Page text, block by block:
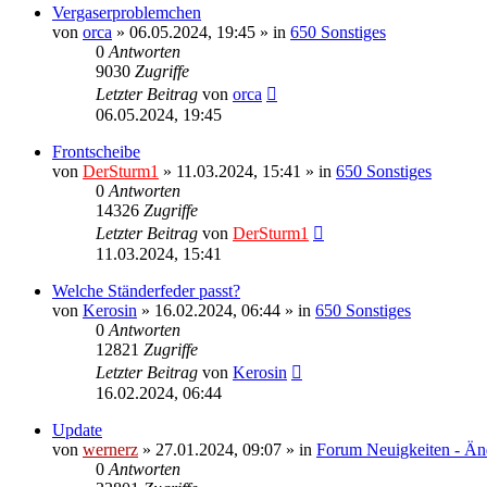
Vergaserproblemchen
von orca » 06.05.2024, 19:45 » in 650 Sonstiges
0 Antworten
9030 Zugriffe
Letzter Beitrag von orca
06.05.2024, 19:45
Frontscheibe
von DerSturm1 » 11.03.2024, 15:41 » in 650 Sonstiges
0 Antworten
14326 Zugriffe
Letzter Beitrag von DerSturm1
11.03.2024, 15:41
Welche Ständerfeder passt?
von Kerosin » 16.02.2024, 06:44 » in 650 Sonstiges
0 Antworten
12821 Zugriffe
Letzter Beitrag von Kerosin
16.02.2024, 06:44
Update
von wernerz » 27.01.2024, 09:07 » in Forum Neuigkeiten -
0 Antworten